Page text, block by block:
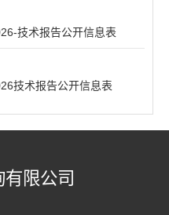
技术报告公开信息表
技术报告公开信息表
限公司